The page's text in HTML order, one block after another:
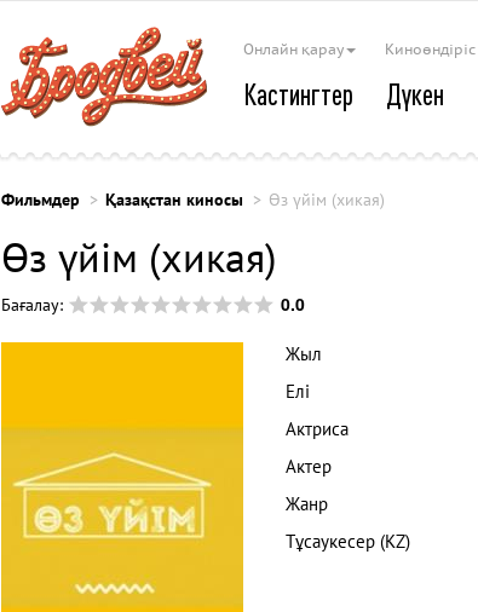
Онлайн қарау Киноөндіріс
Кастингтер Дүкен
Фильмдер Қазақстан киносы Өз үйім (хикая)
Өз үйім (хикая)
Бағалау: 0.0
Жыл
Елі
Актриса
Актер
Жанр
Тұсаукесер (KZ)